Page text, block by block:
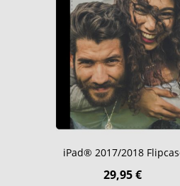
iPad® 2017/2018
29,95 €